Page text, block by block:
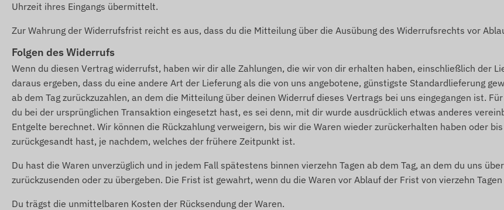
Uhrzeit ihres Eingangs übermittelt.
Zur Wahrung der Widerrufsfrist reicht es aus, dass du die Mitteilung über die Ausübung des Widerrufsrechts vor
Folgen des Widerrufs
Wenn du diesen Vertrag widerrufst, haben wir dir alle Zahlungen, die wir von dir erhalten haben, einschließlich der
daraus ergeben, dass du eine andere Art der Lieferung als die von uns angebotene, günstigste Standardlieferung
ab dem Tag zurückzuzahlen, an dem die Mitteilung über deinen Widerruf dieses Vertrags bei uns eingegangen ist.
du bei der ursprünglichen Transaktion eingesetzt hast, es sei denn, mit dir wurde ausdrücklich etwas anderes
Entgelte berechnet. Wir können die Rückzahlung verweigern, bis wir die Waren wieder zurückerhalten haben oder
zurückgesandt hast, je nachdem, welches der frühere Zeitpunkt ist.
Du hast die Waren unverzüglich und in jedem Fall spätestens binnen vierzehn Tagen ab dem Tag, an dem du uns
zurückzusenden oder zu übergeben. Die Frist ist gewahrt, wenn du die Waren vor Ablauf der Frist von vierzehn
Du trägst die unmittelbaren Kosten der Rücksendung der Waren.